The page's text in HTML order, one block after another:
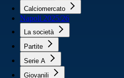
Calciomercato
Napoli 2025/26
La società
Partite
Serie A
Giovanili